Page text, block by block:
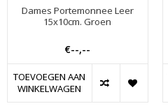
Dames Portemonnee Leer
15x10cm. Groen
€--,--
TOEVOEGEN AAN
WINKELWAGEN